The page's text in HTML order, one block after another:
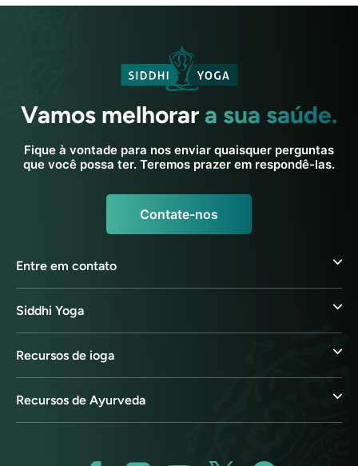
Vamos melhorar a sua saúde.
Fique à vontade para nos enviar quaisquer perguntas
que você possa ter. Teremos prazer em respondê-las.
Contate-nos
Entre em contato
Siddhi Yoga
Recursos de ioga
Recursos de Ayurveda